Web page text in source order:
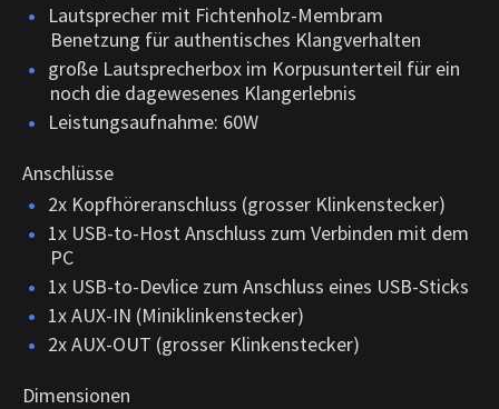
Lautsprecher mit Fichtenholz-Membram
Benetzung für authentisches Klangverhalten
große Lautsprecherbox im Korpusunterteil für ein
noch die dagewesenes Klangerlebnis
Leistungsaufnahme: 60W
Anschlüsse
2x Kopfhöreranschluss (grosser Klinkenstecker)
1x USB-to-Host Anschluss zum Verbinden mit dem
PC
1x USB-to-Devlice zum Anschluss eines USB-Sticks
1x AUX-IN (Miniklinkenstecker)
2x AUX-OUT (grosser Klinkenstecker)
Dimensionen